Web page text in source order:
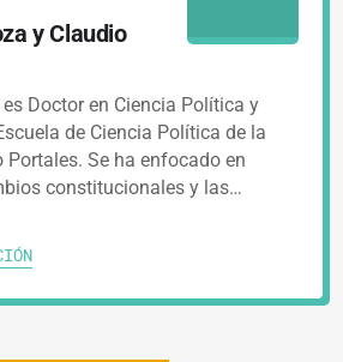
y Claudio
Doctor en Ciencia Política y
de Ciencia Política de la
Portales. Se ha enfocado en
constitucionales y las…